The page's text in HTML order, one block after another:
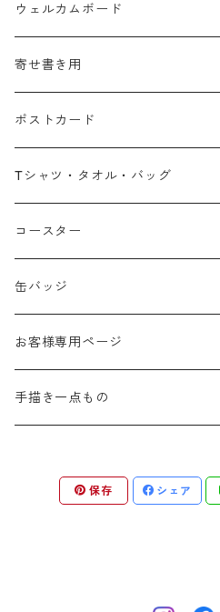
ウェルカムボード
寄せ書き用
ポストカード
広島弁
春
夏
秋
冬
Tシャツ・タオル・バッグ
コースター
缶バッジ
お客様専用ページ
手描き一点もの
手描きウォールポケット
保存 シェア